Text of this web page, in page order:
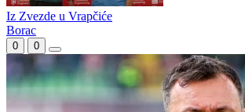
Ovčina višak na Grbavici